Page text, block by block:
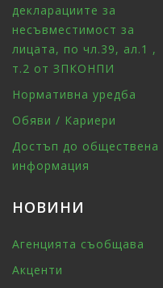
декларациите за
несъвместимост за
лицата, по чл.39, ал.1 ,
т.2 от ЗПКОНПИ
Нормативна уредба
Обяви / Кариери
Достъп до обществена
информация
НОВИНИ
Агенцията съобщава
Акценти